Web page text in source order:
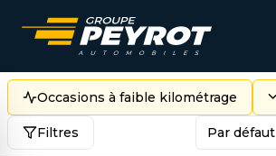
Occasions à faible kilométrage
Filtres Par défaut